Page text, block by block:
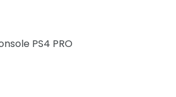
PS4 PRO